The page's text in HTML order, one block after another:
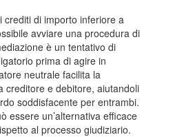
crediti di importo inferiore a
avviare una procedura di
è un tentativo di
prima di agire in
neutrale facilita la
creditore e debitore, aiutandoli
soddisfacente per entrambi.
essere un’alternativa efficace
al processo giudiziario.